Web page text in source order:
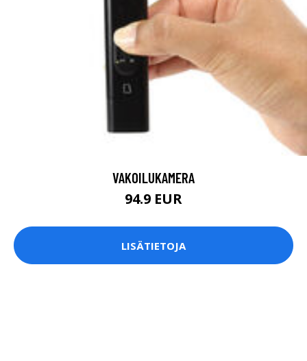
VAKOILUKAMERA
94.9 EUR
LISÄTIETOJA